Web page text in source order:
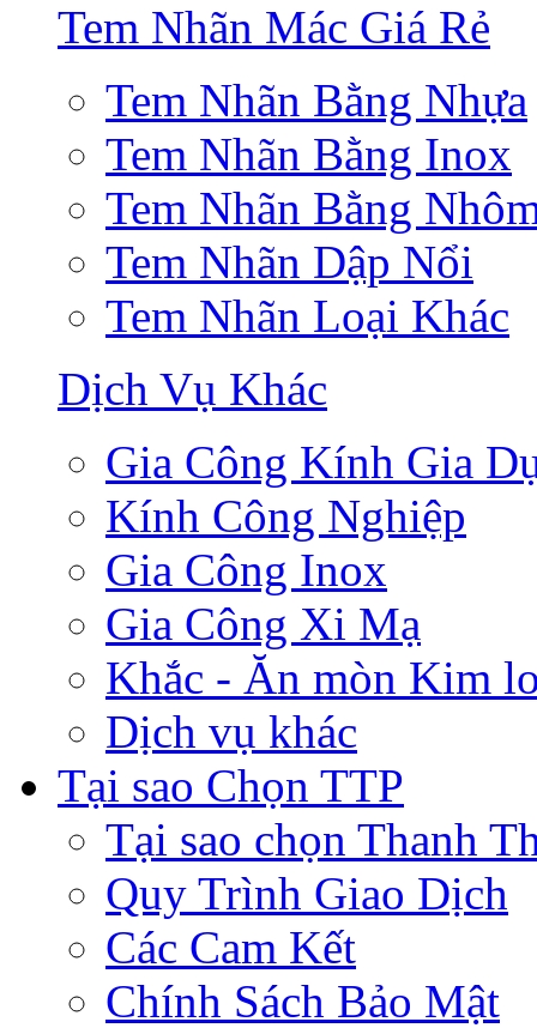
Tem Nhãn Mác Giá Rẻ
Tem Nhãn Bằng Nhựa
Tem Nhãn Bằng Inox
Tem Nhãn Bằng
Tem Nhãn Dập Nổi
Tem Nhãn Loại Khác
Dịch Vụ Khác
Gia Công Kính Gia
Kính Công Nghiệp
Gia Công Inox
Gia Công Xi Mạ
Khắc - Ăn mòn Kim
Dịch vụ khác
Tại sao Chọn TTP
Tại sao chọn Thanh
Quy Trình Giao Dịch
Các Cam Kết
Chính Sách Bảo Mật